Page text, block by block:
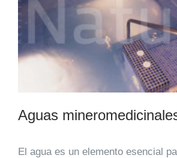
Aguas
El agua es un elemento esencial